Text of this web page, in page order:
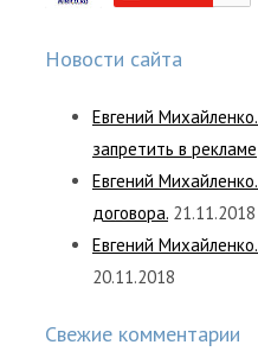
Новости сайта
Евгений
запретить в рекламе
Евгений
договора. 21.11.2018
Евгений
20.11.2018
Свежие комментарии